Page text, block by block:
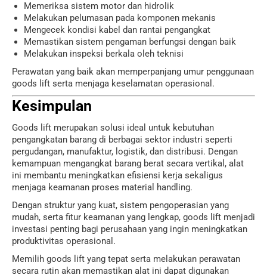
Memeriksa sistem motor dan hidrolik
Melakukan pelumasan pada komponen mekanis
Mengecek kondisi kabel dan rantai pengangkat
Memastikan sistem pengaman berfungsi dengan baik
Melakukan inspeksi berkala oleh teknisi
Perawatan yang baik akan memperpanjang umur penggunaan
goods lift serta menjaga keselamatan operasional.
Kesimpulan
Goods lift merupakan solusi ideal untuk kebutuhan
pengangkatan barang di berbagai sektor industri seperti
pergudangan, manufaktur, logistik, dan distribusi. Dengan
kemampuan mengangkat barang berat secara vertikal, alat
ini membantu meningkatkan efisiensi kerja sekaligus
menjaga keamanan proses material handling.
Dengan struktur yang kuat, sistem pengoperasian yang
mudah, serta fitur keamanan yang lengkap, goods lift menjadi
investasi penting bagi perusahaan yang ingin meningkatkan
produktivitas operasional.
Memilih goods lift yang tepat serta melakukan perawatan
secara rutin akan memastikan alat ini dapat digunakan